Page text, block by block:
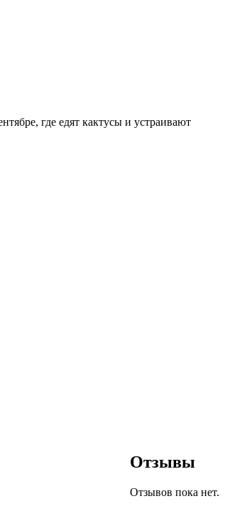
где едят кактусы и устраивают
Отзывы
Отзывов пока нет.